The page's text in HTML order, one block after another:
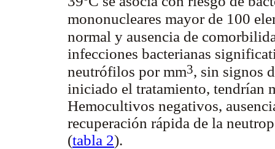
mononucleares mayor de 100
normal y ausencia de
infecciones bacterianas
neutrófilos por mm3, sin signos
iniciado el tratamiento, tendrían
Hemocultivos negativos,
recuperación rápida de la
(tabla 2).